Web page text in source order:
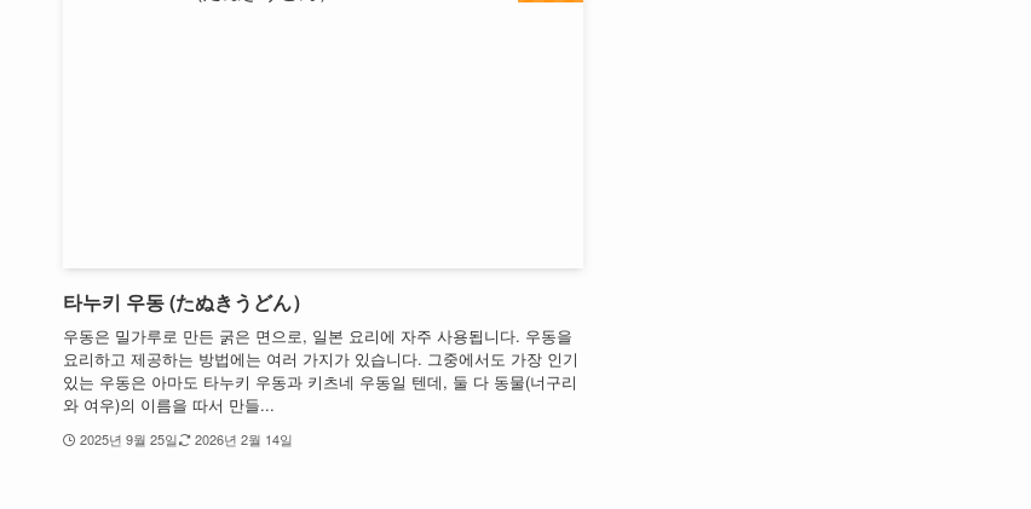
타누키 우동 (たぬきうどん）
우동은 밀가루로 만든 굵은 면으로, 일본 요리에 자주 사용됩니다. 우동을
요리하고 제공하는 방법에는 여러 가지가 있습니다. 그중에서도 가장 인기
있는 우동은 아마도 타누키 우동과 키츠네 우동일 텐데, 둘 다 동물(너구리
와 여우)의 이름을 따서 만들...
2025년 9월 25일 2026년 2월 14일